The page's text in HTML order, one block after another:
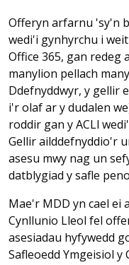
Offeryn arfarnu 'sy'n
wedi'i gynhyrchu i
Office 365, gan redeg
manylion pellach
Ddefnyddwyr, y gellir
i'r olaf ar y dudalen
roddir gan y ACLl
Gellir ailddefnyddio'r
asesu mwy nag un
datblygiad y safle
Mae'r MDD yn cael ei
Cynllunio Lleol fel
asesiadau hyfywedd
Safleoedd Ymgeisiol y